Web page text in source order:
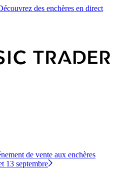
des enchères en direct
de vente aux enchères
13 septembre